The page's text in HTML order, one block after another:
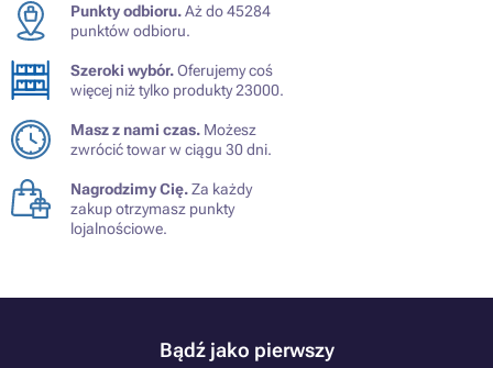
Punkty odbioru.Aż do 45284
punktów odbioru.
Szeroki wybór.Oferujemy coś
więcej niż tylko produkty 23000.
Masz z nami czas. Możesz
zwrócić towar w ciągu 30 dni.
Nagrodzimy Cię.Za każdy
zakup otrzymasz punkty
lojalnościowe.
Bądź jako pierwszy